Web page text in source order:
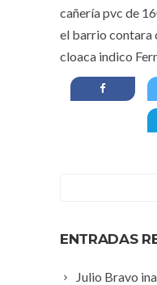
cañería pvc de
el barrio contara
cloaca indico
ENTRADAS
Julio Bravo